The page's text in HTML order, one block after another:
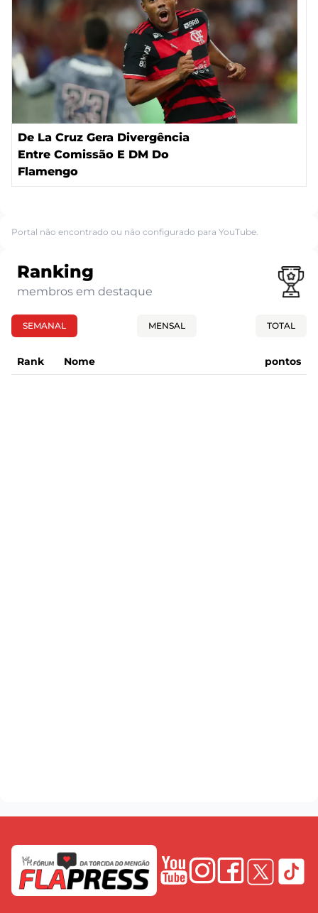
De La Cruz Gera Divergência
Entre Comissão E DM Do
Flamengo
Portal não encontrado ou não configurado para YouTube.
Ranking
membros em destaque
SEMANAL MENSAL TOTAL
Rank Nome pontos